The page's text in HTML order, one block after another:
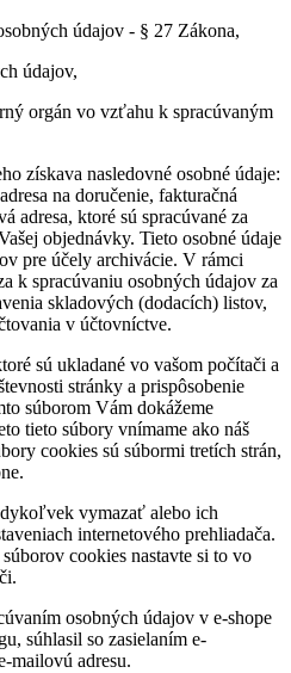
údajov - § 27 Zákona,
údajov,
orgán vo vzťahu k spracúvaným
získava nasledovné osobné údaje:
na doručenie, fakturačná
adresa, ktoré sú spracúvané za
objednávky. Tieto osobné údaje
pre účely archivácie. V rámci
k spracúvaniu osobných údajov za
skladových (dodacích) listov,
v účtovníctve.
sú ukladané vo vašom počítači a
stránky a prispôsobenie
súborom Vám dokážeme
tieto súbory vnímame ako náš
cookies sú súbormi tretích strán,
vymazať alebo ich
internetového prehliadača.
cookies nastavte si to vo
osobných údajov v e-shope
súhlasil so zasielaním e-
mailovú adresu.